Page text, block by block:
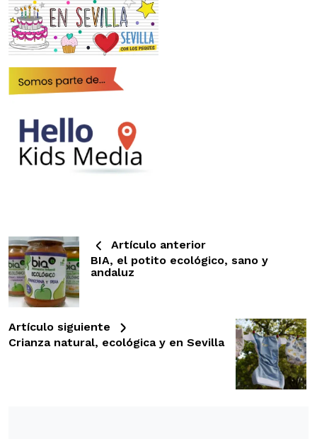
Artículo anterior
BIA, el potito ecológico, sano y
andaluz
Artículo siguiente
Crianza natural, ecológica y en Sevilla